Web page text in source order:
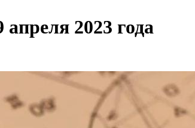
2023 года